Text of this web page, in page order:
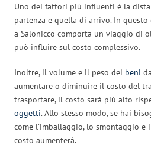
Uno dei fattori più influenti è la
partenza e quella di arrivo. In questo
a Salonicco comporta un viaggio di
può influire sul costo complessivo.
Inoltre, il volume e il peso dei beni
aumentare o diminuire il costo del
trasportare, il costo sarà più alto
oggetti. Allo stesso modo, se hai
come l’imballaggio, lo smontaggio e
costo aumenterà.